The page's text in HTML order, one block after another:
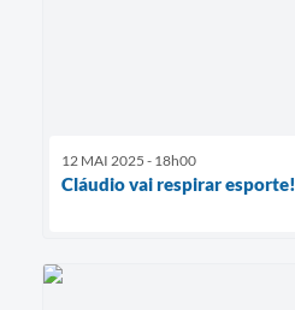
12 MAI 2025 - 18h00
Cláudio vai respirar esporte!